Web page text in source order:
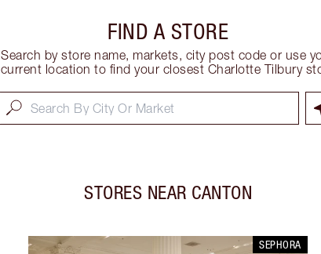
FIND A STORE
Search by store name, markets, city post code or use
current location to find your closest Charlotte Tilbury
STORES NEAR CANTON
SEPHORA